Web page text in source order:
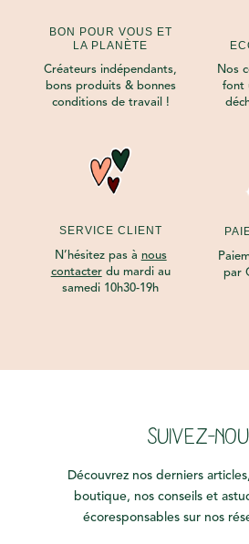
BON POUR VOUS ET
LA PLANÈTE
Créateurs indépendants,
bons produits & bonnes
conditions de travail !
Nos
font
SERVICE CLIENT
N’hésitez pas à nous
contacterdu mardi au
samedi 10h30-19h
par
SUIVEZ-
Découvrez nos derniers
boutique, nos conseils et
écoresponsables sur nos